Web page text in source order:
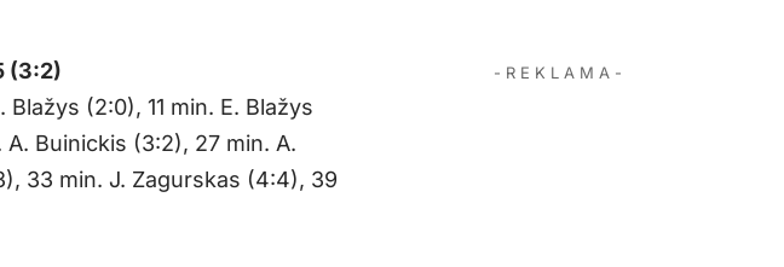
(3:2)
(2:0), 11 min. E. Blažys
A. Buinickis (3:2), 27 min. A.
33 min. J. Zagurskas (4:4), 39
- R E K L A M A -